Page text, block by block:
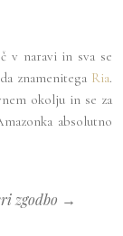
v naravi in sva se
znamenitega Ria.
okolju in se za
absolutno
zgodbo →